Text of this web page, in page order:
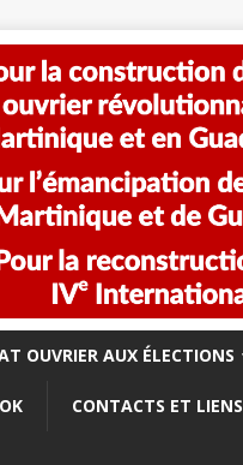
OUVRIER AUX ÉLECTIONS
CONTACTS ET LIENS